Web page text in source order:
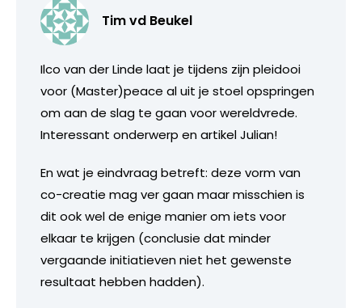
Tim vd Beukel
Ilco van der Linde laat je tijdens zijn pleidooi
voor (Master)peace al uit je stoel opspringen
om aan de slag te gaan voor wereldvrede.
Interessant onderwerp en artikel Julian!
En wat je eindvraag betreft: deze vorm van
co-creatie mag ver gaan maar misschien is
dit ook wel de enige manier om iets voor
elkaar te krijgen (conclusie dat minder
vergaande initiatieven niet het gewenste
resultaat hebben hadden).